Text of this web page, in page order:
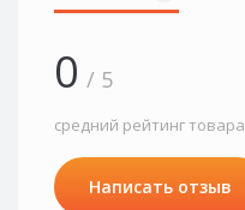
0 / 5
средний рейтинг товара
Написать отзыв